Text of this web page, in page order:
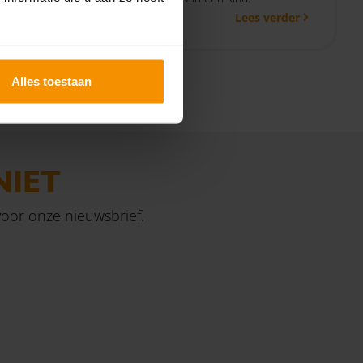
Alles toestaan
Lees verder
onze nieuwsbrief.